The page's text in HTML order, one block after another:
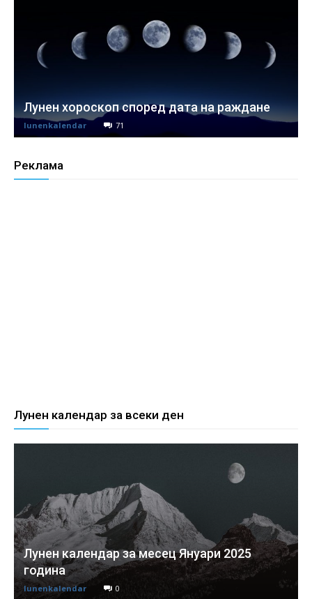
Лунен хороскоп според дата на раждане
lunenkalendar 71
Реклама
Лунен календар за всеки ден
Лунен календар за месец Януари 2025
година
lunenkalendar 0